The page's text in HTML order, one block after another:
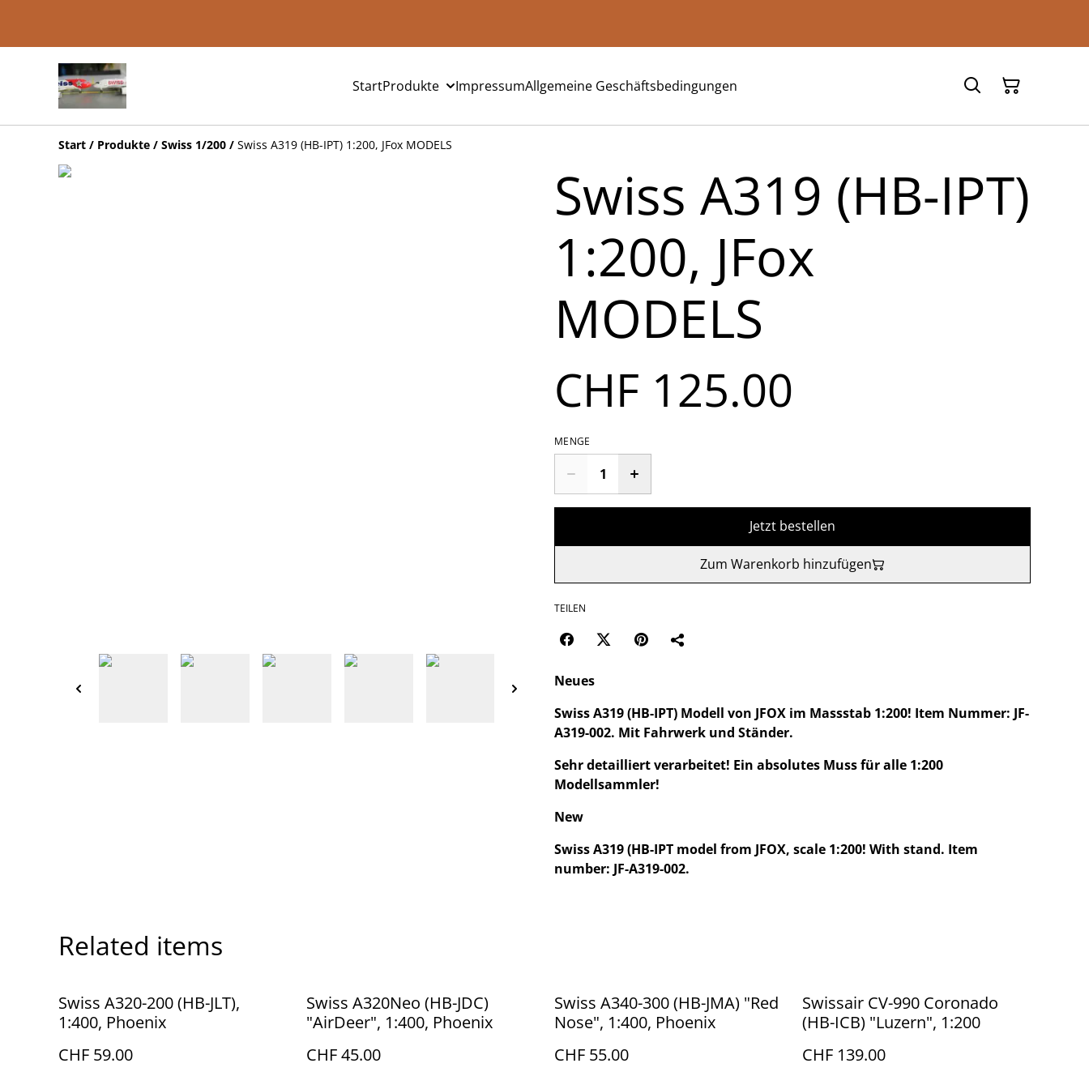
StartProdukte ImpressumAllgemeine Geschäftsbedingungen
Start / Produkte / Swiss 1/200 / Swiss A319 (HB-IPT) 1:200, JFox MODELS
Swiss A319 (HB-IPT)
1:200, JFox
MODELS
CHF 125.00
MENGE
Jetzt bestellen
Zum Warenkorb hinzufügen
TEILEN
Neues
Swiss A319 (HB-IPT) Modell von JFOX im Massstab 1:200! Item Nummer: JF-
A319-002. Mit Fahrwerk und Ständer.
Sehr detailliert verarbeitet! Ein absolutes Muss für alle 1:200
Modellsammler!
New
Swiss A319 (HB-IPT model from JFOX, scale 1:200! With stand. Item
number: JF-A319-002.
Related items
Swiss A320-200 (HB-JLT),
1:400, Phoenix
CHF 59.00
Swiss A320Neo (HB-JDC)
"AirDeer", 1:400, Phoenix
CHF 45.00
Swiss A340-300 (HB-JMA) "Red
Nose", 1:400, Phoenix
CHF 55.00
Swissair CV-990 Coronado
(HB-ICB) "Luzern", 1:200
CHF 139.00